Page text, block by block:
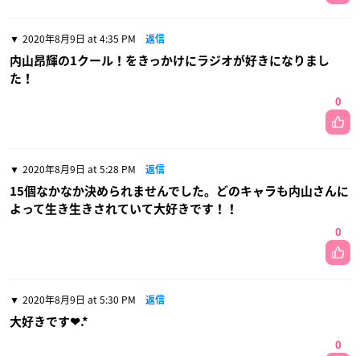
2020年8月9日 at 4:35 PM 返信
内山昂輝の1クール！をきっかけにラジオが好きになりまし
た！
0
2020年8月9日 at 5:28 PM 返信
15個なかなか決められませんでした。どのキャラも内山さんに
よって生き生きされていて大好きです！！
0
2020年8月9日 at 5:30 PM 返信
大好きです❤︎.*
0